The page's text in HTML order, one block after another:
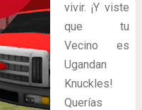
vivir. ¡Y viste
que tu
Vecino es
Ugandan
Knuckles!
Querías